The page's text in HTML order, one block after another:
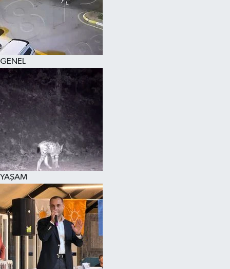
GENEL
YAŞAM
KÜLTÜR SANAT
MAGAZİN
SAĞLIK
SİYASET
SPOR
TEKNOLOJİ
YAŞAM